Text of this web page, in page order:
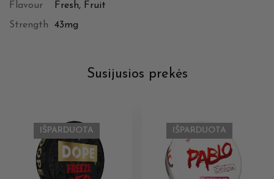
Flavour
Fresh, Fruit
Strength
43mg
Susijusios prekės
IŠPARDUOTA IŠPARDUOTA